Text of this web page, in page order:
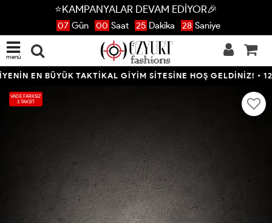
⭐KAMPANYALAR DEVAM EDİYOR🎉
07 Gün 00 Saat 25 Dakika 28 Saniye
menü
EN BÜYÜK TAKTİKAL GİYİM SİTESİNE HOŞ GELDİNİZ! • 12
VADE FARKSIZ
3 TAKSİT